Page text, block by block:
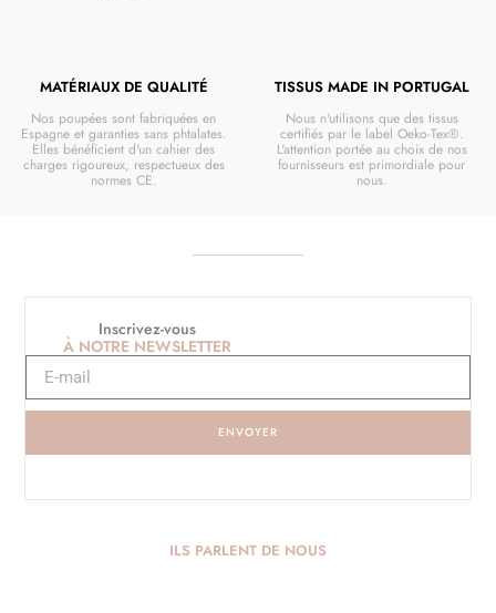
MATÉRIAUX DE QUALITÉ
Nos poupées sont fabriquées en
Espagne et garanties sans phtalates.
Elles bénéficient d'un cahier des
charges rigoureux, respectueux des
normes CE.
TISSUS MADE IN PORTUGAL
Nous n'utilisons que des tissus
certifiés par le label Oeko-Tex®.
L'attention portée au choix de nos
fournisseurs est primordiale pour
nous.
Inscrivez-vous
À NOTRE NEWSLETTER
ENVOYER
ILS PARLENT DE NOUS